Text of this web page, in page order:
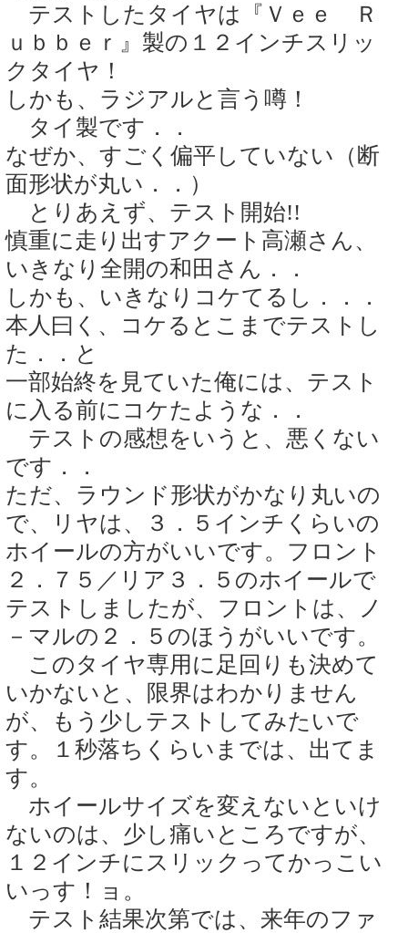
テストしたタイヤは『Ｖｅｅ Ｒ
ｕｂｂｅｒ』製の１２インチスリッ
クタイヤ！
しかも、ラジアルと言う噂！
タイ製です．．
なぜか、すごく偏平していない（断
面形状が丸い．．）
とりあえず、テスト開始!!
慎重に走り出すアクート高瀬さん、
いきなり全開の和田さん．．
しかも、いきなりコケてるし．．．
本人曰く、コケるとこまでテストし
た．．と
一部始終を見ていた俺には、テスト
に入る前にコケたような．．
テストの感想をいうと、悪くない
です．．
ただ、ラウンド形状がかなり丸いの
で、リヤは、３．５インチくらいの
ホイールの方がいいです。フロント
２．７５／リア３．５のホイールで
テストしましたが、フロントは、ノ
－マルの２．５のほうがいいです。
このタイヤ専用に足回りも決めて
いかないと、限界はわかりません
が、もう少しテストしてみたいで
す。１秒落ちくらいまでは、出てま
す。
ホイールサイズを変えないといけ
ないのは、少し痛いところですが、
１２インチにスリックってかっこい
いっす！ョ。
テスト結果次第では、来年のファ